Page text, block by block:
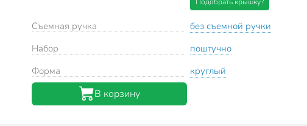
Съемная ручка
без съемной ручки
Набор
поштучно
Форма
круглый
В корзину